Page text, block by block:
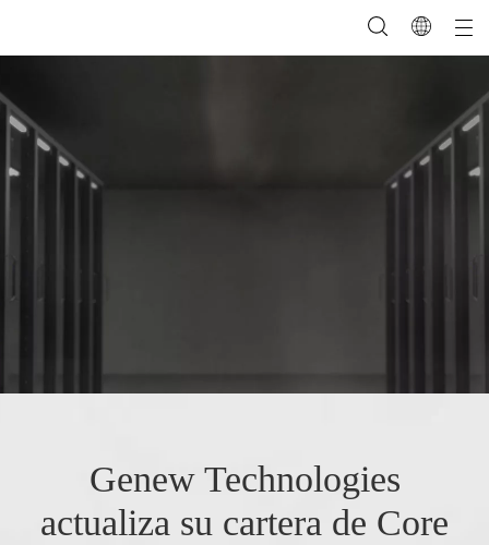
Genew Technologies
actualiza su cartera de Core